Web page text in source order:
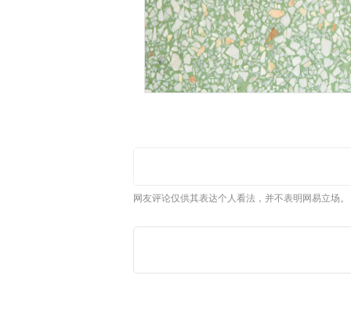
网友评论仅供其表达个人看法，并不表明网易立场。